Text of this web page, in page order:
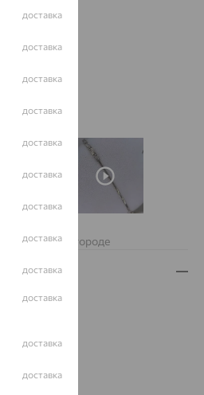
в вашем городе
доставка
доставка
доставка
доставка
доставка
доставка
доставка
доставка
доставка
доставка
доставка
доставка